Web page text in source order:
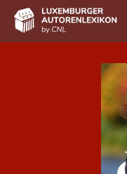
Autor(inn)en A-Z